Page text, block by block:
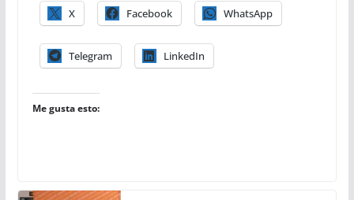
X Facebook WhatsApp
Telegram LinkedIn
Me gusta esto: